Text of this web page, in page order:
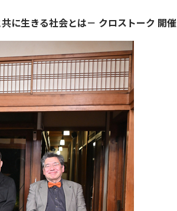
に生きる社会とは－ クロストーク 開催